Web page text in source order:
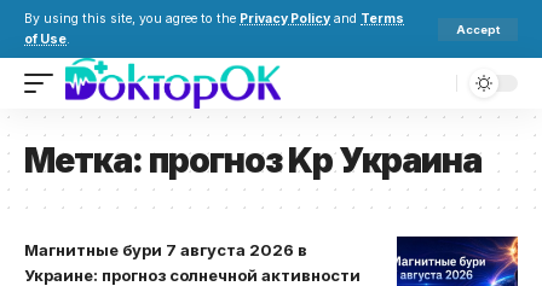
By using this site, you agree to the Privacy Policy and Terms
of Use.
Accept
Метка: прогноз Kp Украина
Магнитные бури 7 августа 2026 в
Украине: прогноз солнечной активности